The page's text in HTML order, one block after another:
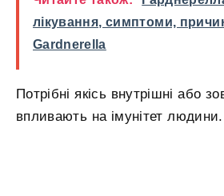
лікування, симптоми,
Gardnerella
Потрібні якісь внутрішні або
впливають на імунітет людини.